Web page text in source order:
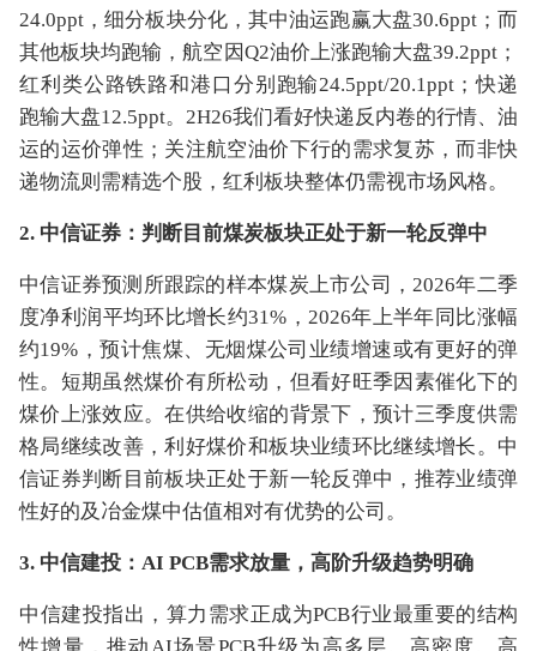
24.0ppt，细分板块分化，其中油运跑赢大盘30.6ppt；而
其他板块均跑输，航空因Q2油价上涨跑输大盘39.2ppt；
红利类公路铁路和港口分别跑输24.5ppt/20.1ppt；快递
跑输大盘12.5ppt。2H26我们看好快递反内卷的行情、油
运的运价弹性；关注航空油价下行的需求复苏，而非快
递物流则需精选个股，红利板块整体仍需视市场风格。
2. 中信证券：判断目前煤炭板块正处于新一轮反弹中
中信证券预测所跟踪的样本煤炭上市公司，2026年二季
度净利润平均环比增长约31%，2026年上半年同比涨幅
约19%，预计焦煤、无烟煤公司业绩增速或有更好的弹
性。短期虽然煤价有所松动，但看好旺季因素催化下的
煤价上涨效应。在供给收缩的背景下，预计三季度供需
格局继续改善，利好煤价和板块业绩环比继续增长。中
信证券判断目前板块正处于新一轮反弹中，推荐业绩弹
性好的及冶金煤中估值相对有优势的公司。
3. 中信建投：AI PCB需求放量，高阶升级趋势明确
中信建投指出，算力需求正成为PCB行业最重要的结构